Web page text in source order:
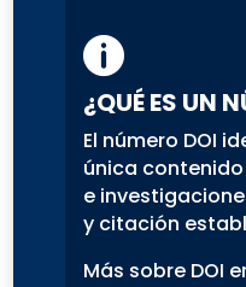

¿QUÉ ES UN
El número DOI
única
e
y citación
Más sobre DOI